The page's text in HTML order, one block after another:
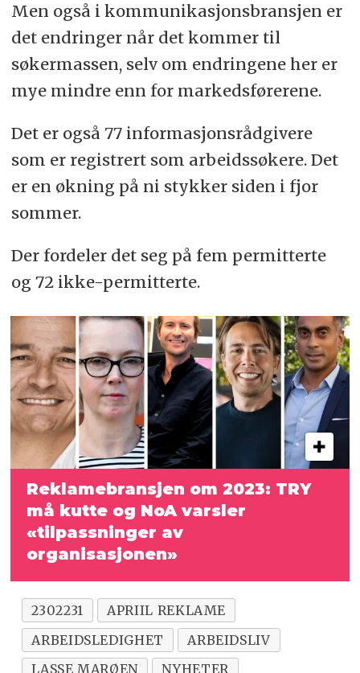
Men også i kommunikasjonsbransjen er
det endringer når det kommer til
søkermassen, selv om endringene her er
mye mindre enn for markedsførerene.
Det er også 77 informasjonsrådgivere
som er registrert som arbeidssøkere. Det
er en økning på ni stykker siden i fjor
sommer.
Der fordeler det seg på fem permitterte
og 72 ikke-permitterte.
Reklamebransjen om 2023: TRY
må kutte og NoA varsler
«tilpassninger av
organisasjonen»
2302231
APRIIL REKLAME
ARBEIDSLEDIGHET
ARBEIDSLIV
LASSE MARØEN
NYHETER